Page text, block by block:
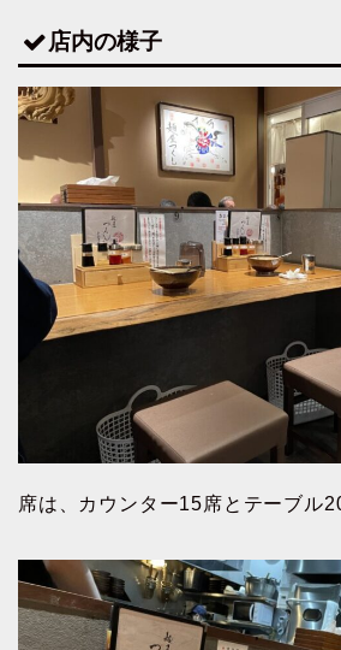
店内の様子
席は、カウンター15席とテーブル